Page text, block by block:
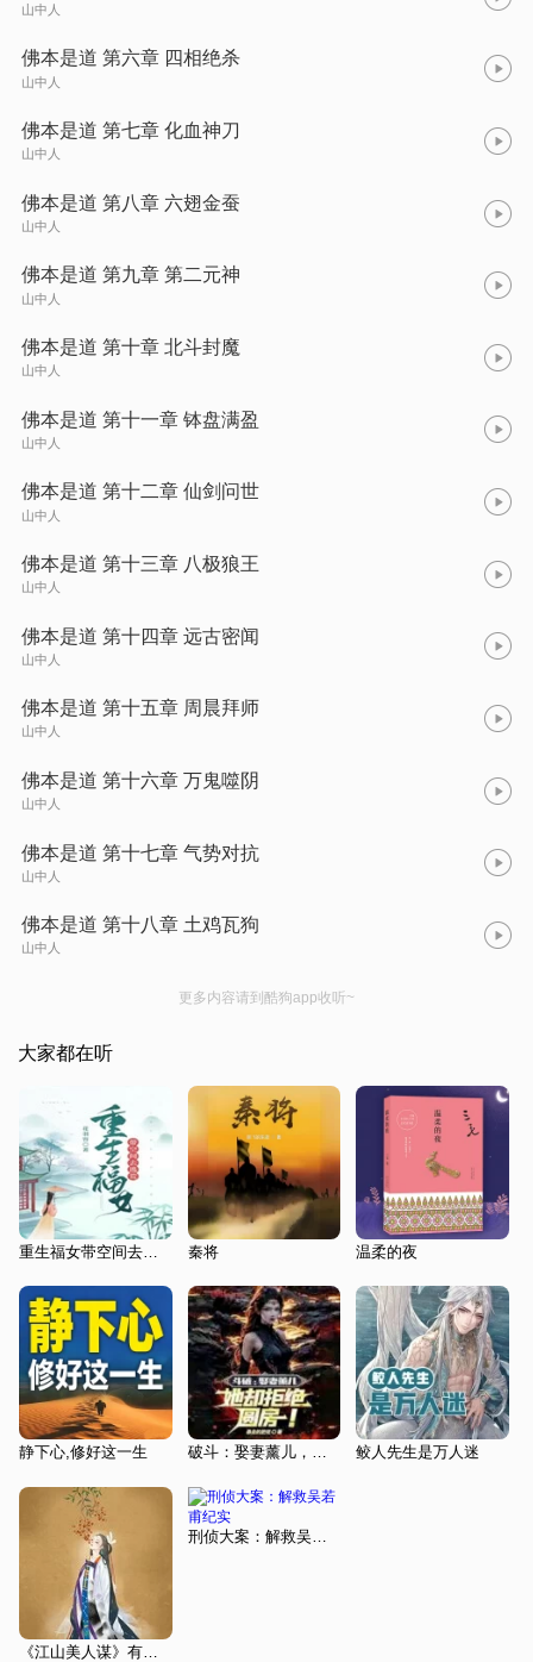
山中人
佛本是道 第六章 四相绝杀
山中人
佛本是道 第七章 化血神刀
山中人
佛本是道 第八章 六翅金蚕
山中人
佛本是道 第九章 第二元神
山中人
佛本是道 第十章 北斗封魔
山中人
佛本是道 第十一章 钵盘满盈
山中人
佛本是道 第十二章 仙剑问世
山中人
佛本是道 第十三章 八极狼王
山中人
佛本是道 第十四章 远古密闻
山中人
佛本是道 第十五章 周晨拜师
山中人
佛本是道 第十六章 万鬼噬阴
山中人
佛本是道 第十七章 气势对抗
山中人
佛本是道 第十八章 土鸡瓦狗
山中人
更多内容请到酷狗app收听~
大家都在听
秦将 温柔的夜
静下心,修好这一生 鲛人先生是万人迷
《江山美人谋》有声小说